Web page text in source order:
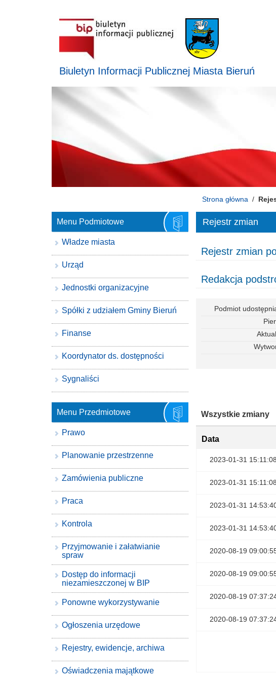
Biuletyn Informacji Publicznej Miasta Bieruń
Strona główna
Rejestr zmian
Rejestr zmian
Redakcja
Podmiot
Wszystkie zmiany
Data
2023-01-31 15:11:08
2023-01-31 15:11:08
2023-01-31
2023-01-31
2020-08-19
2020-08-19
2020-08-19
2020-08-19
Menu Podmiotowe
Władze miasta
Urząd
Jednostki organizacyjne
Spółki z udziałem Gminy Bieruń
Finanse
Koordynator ds. dostępności
Sygnaliści
Menu Przedmiotowe
Prawo
Planowanie przestrzenne
Zamówienia publiczne
Praca
Kontrola
Przyjmowanie i załatwianie
spraw
Dostęp do informacji
niezamieszczonej w BIP
Ponowne wykorzystywanie
Ogłoszenia urzędowe
Rejestry, ewidencje, archiwa
Oświadczenia majątkowe